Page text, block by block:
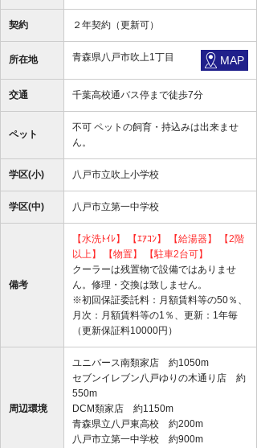
契約 ２年契約（更新可）
所在地 青森県八戸市吹上1丁目 MAP
交通 千葉高校通バス停まで徒歩7分
ペット
不可 ペットの飼育・持込みは出来ませ
ん。
学区(小) 八戸市立吹上小学校
学区(中) 八戸市立第一中学校
備考
【水洗ﾄｲﾚ】 【ｴｱｺﾝ】 【給湯器】
【2階
以上】
【物置】
【駐車2台可】
クーラーは残置物で設備ではありませ
ん。修理・交換は致しません。
※初回保証委託料：月額賃料等の50％、
月次：月額賃料等の1％、更新：1年毎
（更新保証料10000円）
周辺環境
ユニバース南類家店 約1050m
セブンイレブン八戸ゆりの木通り店 約
550m
DCM類家店 約1150m
青森県立八戸東高校 約200m
八戸市立第一中学校 約900m